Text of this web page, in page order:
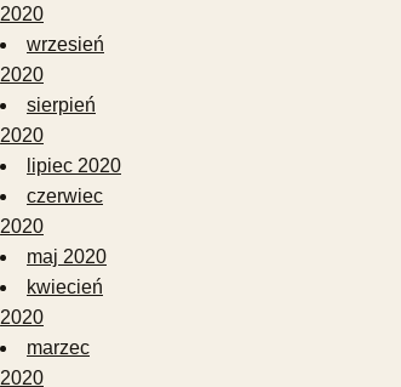
2020
wrzesień
2020
sierpień
2020
lipiec 2020
czerwiec
2020
maj 2020
kwiecień
2020
marzec
2020